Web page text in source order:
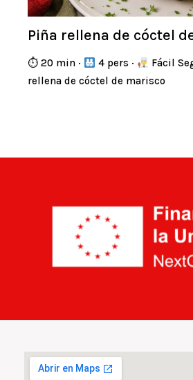
Piña rellena de cóctel
⏱ 20 min · 4 pers ·
Fácil
rellena de cóctel de marisco